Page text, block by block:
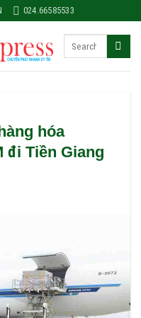
024.66585533
hóa
đi Tiền Giang